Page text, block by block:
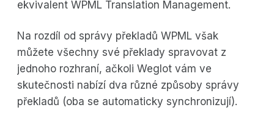
ekvivalent WPML Translation Management.
Na rozdíl od správy překladů WPML však
můžete všechny své překlady spravovat z
jednoho rozhraní, ačkoli Weglot vám ve
skutečnosti nabízí dva různé způsoby správy
překladů (oba se automaticky synchronizují).